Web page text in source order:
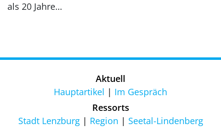
als 20 Jahre…
Aktuell
Hauptartikel
Im Gespräch
Ressorts
Stadt Lenzburg
Region
Seetal-Lindenberg